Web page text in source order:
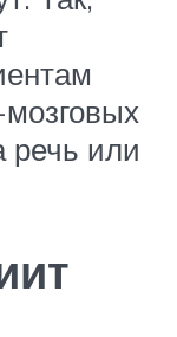
речь или